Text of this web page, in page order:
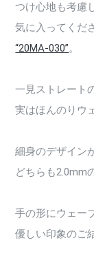
つけ心地も考慮
気に入ってくだ
“20MA-030”。
一見ストレート
実はほんのりウ
細身のデザイン
どちらも2.0mm
手の形にウェー
優しい印象のご